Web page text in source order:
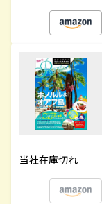
当社在庫切れ